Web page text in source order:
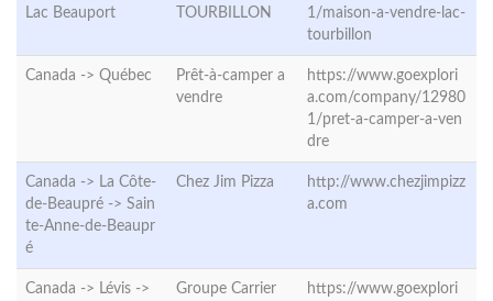
Lac Beauport
TOURBILLON
1/maison-a-vendre-lac-
tourbillon
Canada -> Québec
Prêt-à-camper a
vendre
https://www.goexplori
a.com/company/12980
1/pret-a-camper-a-ven
dre
Canada -> La Côte-
de-Beaupré -> Sain
te-Anne-de-Beaupr
é
Chez Jim Pizza
http://www.chezjimpizz
a.com
Canada -> Lévis ->
Groupe Carrier
https://www.goexplori